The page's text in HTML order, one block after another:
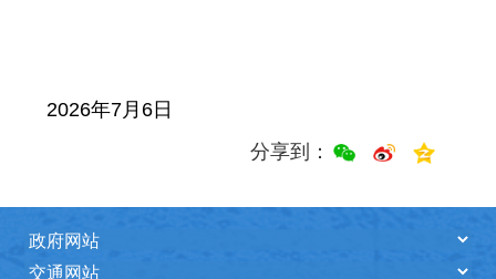
2026年7月6日
分享到：